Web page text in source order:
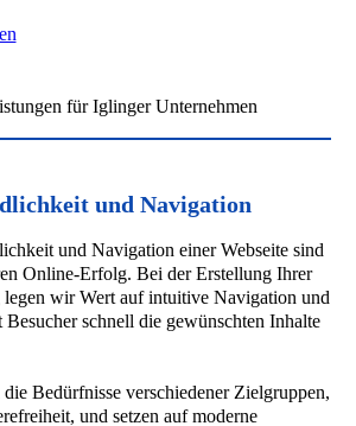
und Navigation
und Navigation einer Webseite sind
Online-Erfolg. Bei der Erstellung Ihrer
wir Wert auf intuitive Navigation und
schnell die gewünschten Inhalte
Bedürfnisse verschiedener Zielgruppen,
und setzen auf moderne